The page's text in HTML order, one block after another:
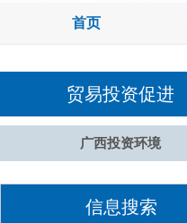
首页
贸易投资促进
广西投资环境
信息搜索